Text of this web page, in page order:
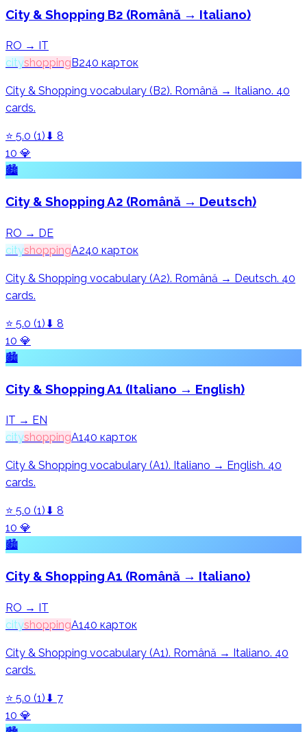
City & Shopping B2 (Română → Italiano)
RO → IT
cityshopping B240 карток
City & Shopping vocabulary (B2). Română → Italiano. 40
cards.
⭐ 5.0 (1) ⬇ 8
10 💎
🏙️
City & Shopping A2 (Română → Deutsch)
RO → DE
cityshoppingA240 карток
City & Shopping vocabulary (A2). Română → Deutsch. 40
cards.
⭐ 5.0 (1 ) ⬇ 8
10 💎
🏙️
City & Shopping A1 (Italiano → English)
IT → EN
cityshoppingA140 карток
City & Shopping vocabulary (A1). Italiano → English. 40
cards.
⭐ 5.0 (1) ⬇ 8
10 💎
🏙️
City & Shopping A1 (Română → Italiano)
RO → IT
cityshoppingA1 40 карток
City & Shopping vocabulary (A1). Română → Italiano. 40
cards.
⭐ 5.0 (1 ) ⬇ 7
10 💎